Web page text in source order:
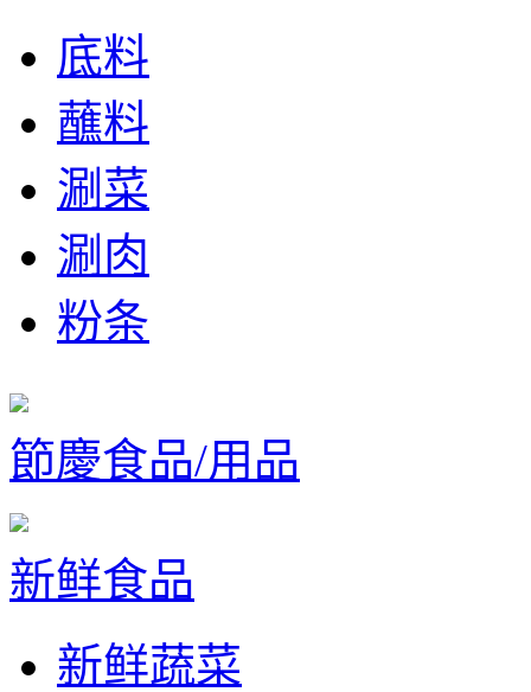
底料
蘸料
涮菜
涮肉
粉条
節慶食品/用品
新鲜食品
新鲜蔬菜